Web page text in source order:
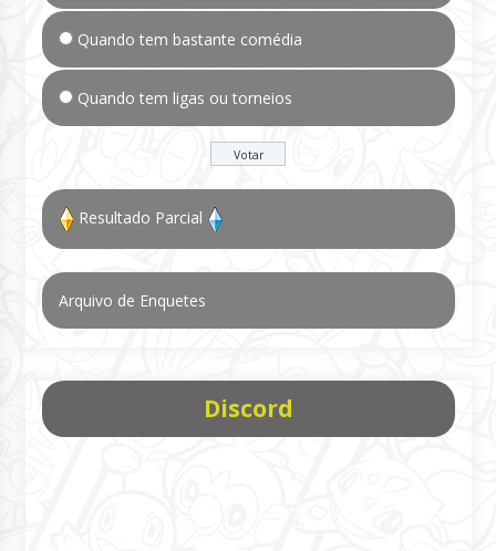
Quando tem bastante comédia
Quando tem ligas ou torneios
Resultado Parcial
Arquivo de Enquetes
Discord